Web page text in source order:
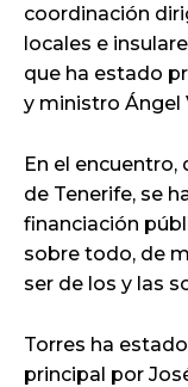
coordinación
locales e
que ha estado
y ministro Ángel
En el encuentro,
de Tenerife, se
financiación
sobre todo, de
ser de los y las
Torres ha
principal por